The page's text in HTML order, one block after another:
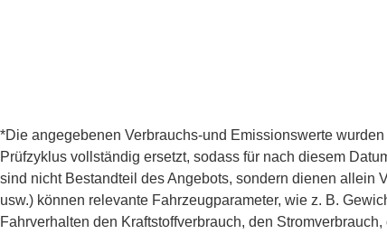
*Die angegebenen Verbrauchs-und Emissionswerte
Prüfzyklus vollständig ersetzt, sodass für nach diesem
sind nicht Bestandteil des Angebots, sondern dienen allein
usw.) können relevante Fahrzeugparameter, wie z. B.
Fahrverhalten den Kraftstoffverbrauch, den